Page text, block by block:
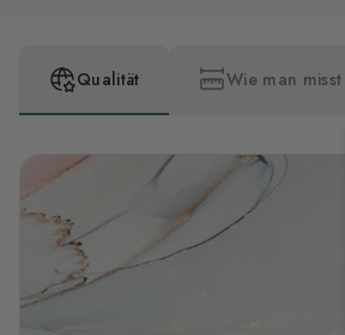
Qualität Wie man misst